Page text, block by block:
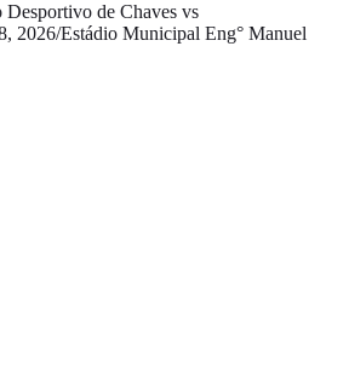
Desportivo de Chaves vs
2026/Estádio Municipal Eng° Manuel